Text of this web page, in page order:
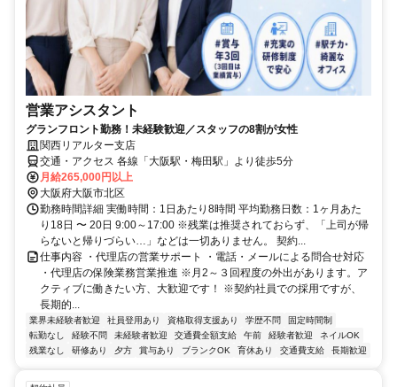
営業アシスタント
グランフロント勤務！未経験歓迎／スタッフの8割が女性
関西リアルター支店
交通・アクセス 各線「大阪駅・梅田駅」より徒歩5分
月給265,000円以上
大阪府大阪市北区
勤務時間詳細 実働時間：1日あたり8時間 平均勤務日数：1ヶ月あた
り18日 〜 20日 9:00～17:00 ※残業は推奨されておらず、「上司が帰
らないと帰りづらい…」などは一切ありません。 契約...
仕事内容 ・代理店の営業サポート ・電話・メールによる問合せ対応
・代理店の保険業務営業推進 ※月2～３回程度の外出があります。ア
クティブに働きたい方、大歓迎です！ ※契約社員での採用ですが、
長期的...
業界未経験者歓迎 社員登用あり 資格取得支援あり 学歴不問
固定時間制
転勤なし
経験不問 未経験者歓迎 交通費全額支給 午前 経験者歓迎
ネイルOK
残業なし
研修あり 夕方 賞与あり ブランクOK 育休あり 交通費支給 長期歓迎